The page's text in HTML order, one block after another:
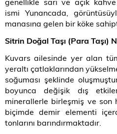
ismi Yunancada,
manasına gelen bir köke
Sitrin Doğal Taşı (Para Taşı)
Kuvars ailesinde yer alan
yeraltı çatlaklarından
soğuması şeklinde
boyunca değişik dış
minerallerle birleşmiş ve son
biçimde demir elementi
tonlarını barındırmaktadır.